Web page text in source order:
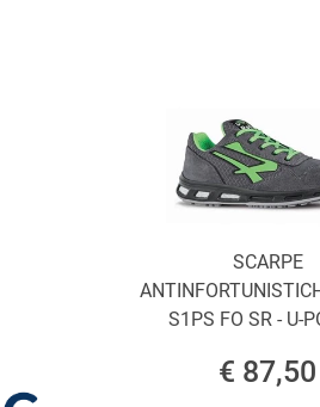
SCARPE
S1PS FO SR - U-
€ 87,50